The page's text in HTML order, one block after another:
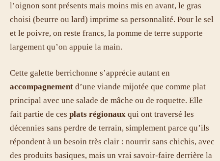
l’oignon sont présents mais moins mis en avant, le gras
choisi (beurre ou lard) imprime sa personnalité. Pour le sel
et le poivre, on reste francs, la pomme de terre supporte
largement qu’on appuie la main.
Cette galette berrichonne s’apprécie autant en
accompagnement d’une viande mijotée que comme plat
principal avec une salade de mâche ou de roquette. Elle
fait partie de ces plats régionaux qui ont traversé les
décennies sans perdre de terrain, simplement parce qu’ils
répondent à un besoin très clair : nourrir sans chichis, avec
des produits basiques, mais un vrai savoir-faire derrière la